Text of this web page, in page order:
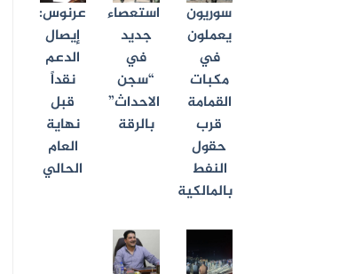
سوريون
يعملون
في
مكبات
القمامة
قرب
حقول
النفط
بالمالكية
استعصاء
جديد
في
“سجن
الاحداث”
بالرقة
عرنوس:
إيصال
الدعم
نقداً
قبل
نهاية
العام
الحالي